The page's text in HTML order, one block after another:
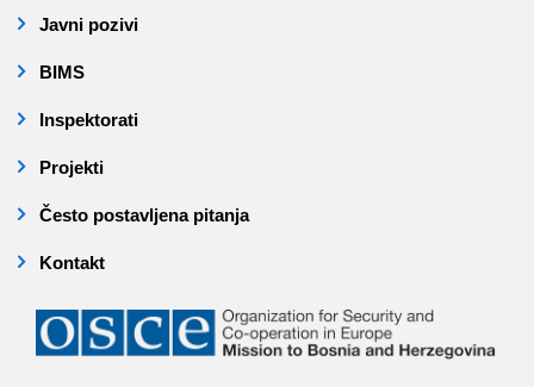
Javni pozivi
BIMS
Inspektorati
Projekti
Često postavljena pitanja
Kontakt